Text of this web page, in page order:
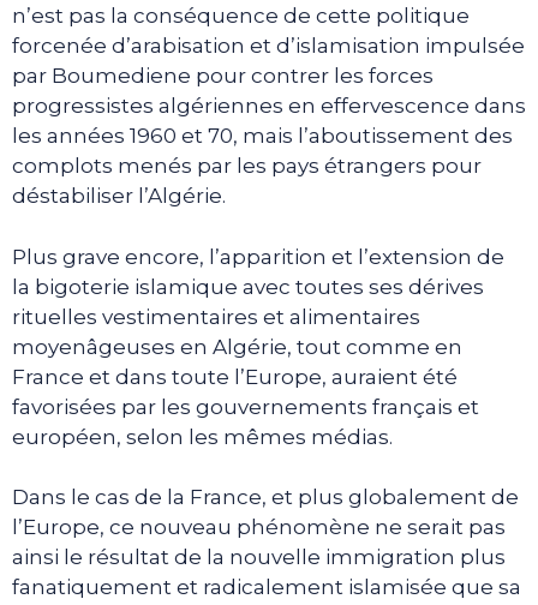
n’est pas la conséquence de cette politique
forcenée d’arabisation et d’islamisation impulsée
par Boumediene pour contrer les forces
progressistes algériennes en effervescence dans
les années 1960 et 70, mais l’aboutissement des
complots menés par les pays étrangers pour
déstabiliser l’Algérie.
Plus grave encore, l’apparition et l’extension de
la bigoterie islamique avec toutes ses dérives
rituelles vestimentaires et alimentaires
moyenâgeuses en Algérie, tout comme en
France et dans toute l’Europe, auraient été
favorisées par les gouvernements français et
européen, selon les mêmes médias.
Dans le cas de la France, et plus globalement de
l’Europe, ce nouveau phénomène ne serait pas
ainsi le résultat de la nouvelle immigration plus
fanatiquement et radicalement islamisée que sa